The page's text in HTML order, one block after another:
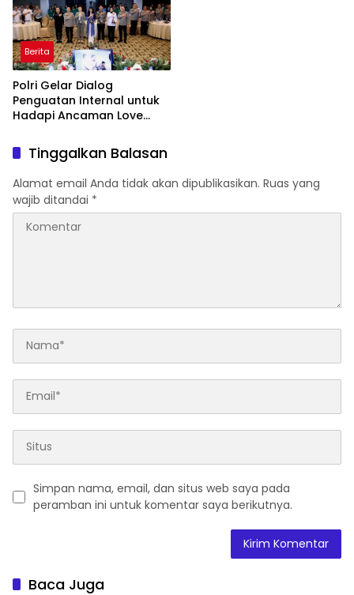
Berita
Polri Gelar Dialog
Penguatan Internal untuk
Hadapi Ancaman Love
Tinggalkan Balasan
Alamat email Anda tidak akan dipublikasikan. Ruas yang
wajib ditandai *
Simpan nama, email, dan situs web saya pada
peramban ini untuk komentar saya berikutnya.
Baca Juga